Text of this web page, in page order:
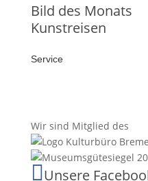
Bild des Monats
Kunstreisen
Service
Wir sind Mitglied des
Unsere